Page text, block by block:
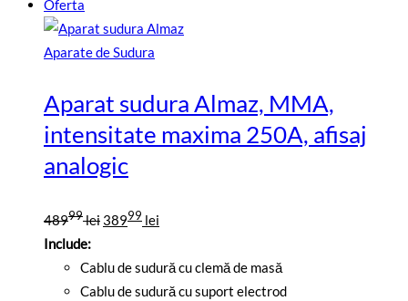
Oferta
Aparate de Sudura
Aparat sudura Almaz, MMA,
intensitate maxima 250A, afisaj
analogic
48999 lei Prețul
a
fost:
38999 lei
este:
38999
Include:
Cablu de sudură cu clemă de masă
Cablu de sudură cu suport electrod